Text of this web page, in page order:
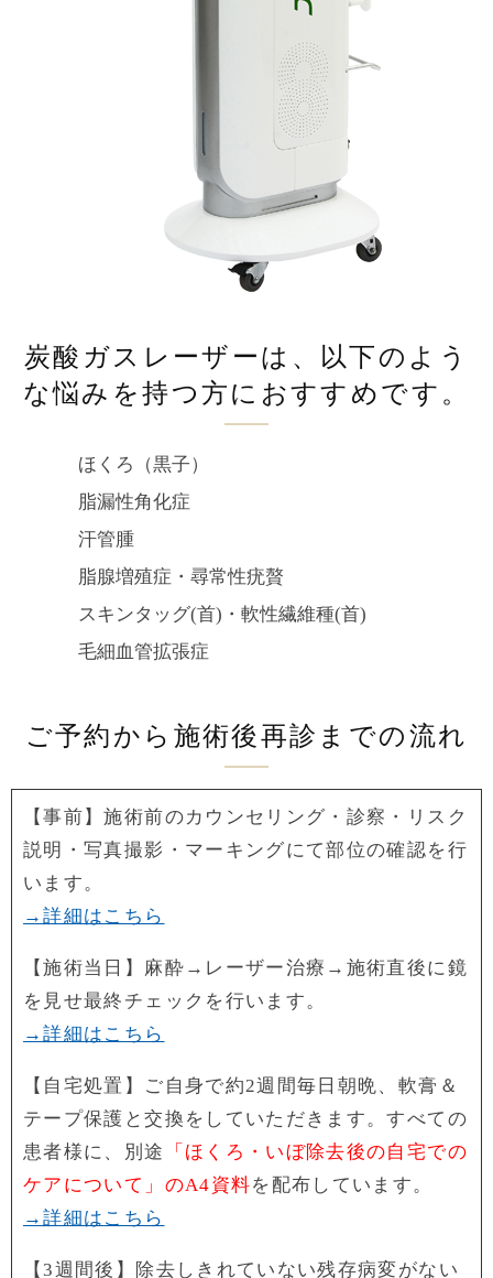
炭酸ガスレーザーは、以下のよう
な悩みを持つ方におすすめです。
ほくろ（黒子）
脂漏性角化症
汗管腫
脂腺増殖症・尋常性疣贅
スキンタッグ(首)・軟性繊維種(首)
毛細血管拡張症
ご予約から施術後再診までの流れ
【事前】施術前のカウンセリング・診察・リスク
説明・写真撮影・マーキングにて部位の確認を行
います。
→詳細はこちら
【施術当日】麻酔→レーザー治療→施術直後に鏡
を見せ最終チェックを行います。
→詳細はこちら
【自宅処置】ご自身で約2週間毎日朝晩、軟膏＆
テープ保護と交換をしていただきます。すべての
患者様に、別途
「ほくろ・いぼ除去後の自宅での
ケアについて」のA4資料を配布しています。
→詳細はこちら
【3週間後】除去しきれていない残存病変がない